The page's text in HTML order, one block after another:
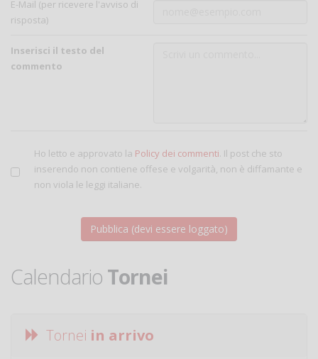
E-Mail (per ricevere l'avviso di
risposta)
Inserisci il testo del
commento
Ho letto e approvato la Policy dei commenti. Il post che sto
inserendo non contiene offese e volgarità, non è diffamante e
non viola le leggi italiane.
Calendario Tornei
Tornei in arrivo